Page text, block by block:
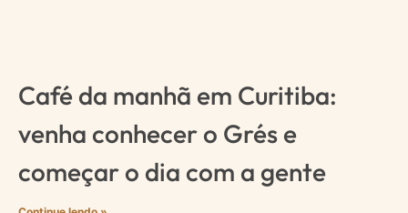
Café da manhã em Curitiba:
venha conhecer o Grés e
começar o dia com a gente